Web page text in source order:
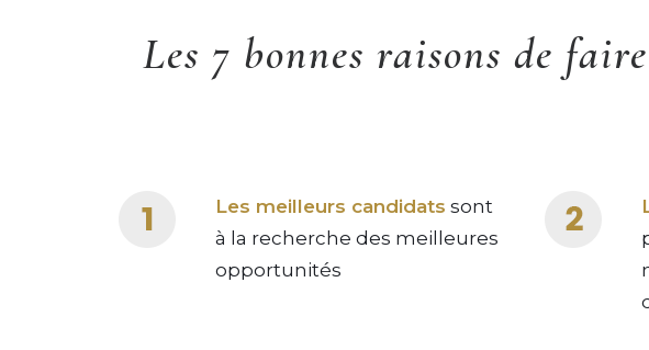
Les 7 bonnes raisons de
Les meilleurs candidats sont
à la recherche des meilleures
opportunités